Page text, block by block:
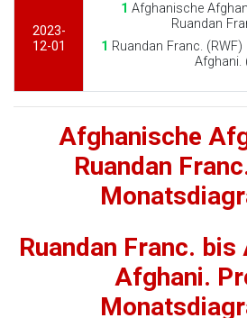
2023-
12-01
1 Afghanische
Ruandan
1 Ruandan Franc. (RWF)
Afghani.
Afghanische
Ruandan
Ruandan Franc.
Afghani.